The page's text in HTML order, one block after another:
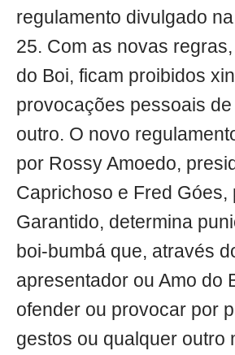
regulamento divulgado
25. Com as novas
do Boi, ficam proibidos
provocações pessoais
outro. O novo
por Rossy Amoedo,
Caprichoso e Fred Góes,
Garantido, determina
boi-bumbá que, através
apresentador ou Amo do
ofender ou provocar por
gestos ou qualquer outro